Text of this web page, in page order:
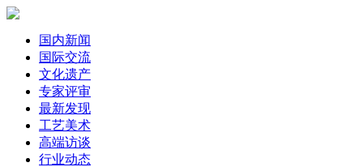
国内新闻
国际交流
文化遗产
专家评审
最新发现
工艺美术
高端访谈
行业动态